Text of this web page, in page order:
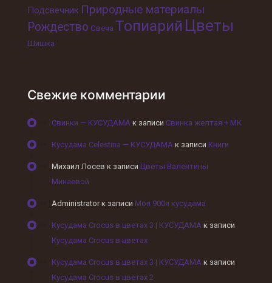
Подсвечник Природные материалы
Рождество Свеча Топиарий Цветы
Шишка
Свежие комментарии
Свинки — КУСУДАМА к записи Свинка желтая + МК
Кусудама Celestina — КУСУДАМА к записи Книги
Михаил Лосев к записи Цветы Валентины
Минаевой
Administratorк записи Моя 900я кусудама
Кусудама Crocus в цветах 3 | КУСУДАМА к записи
Кусудама Crocus в цветах
Кусудама Crocus в цветах 3 | КУСУДАМА к записи
Кусудама Crocus в цветах 2